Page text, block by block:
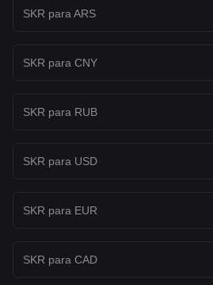
SKR para ARS
SKR para CNY
SKR para RUB
SKR para USD
SKR para EUR
SKR para CAD